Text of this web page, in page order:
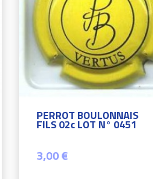
PERROT BOULONNAIS
FILS 02c LOT N° 0451
3,00 €